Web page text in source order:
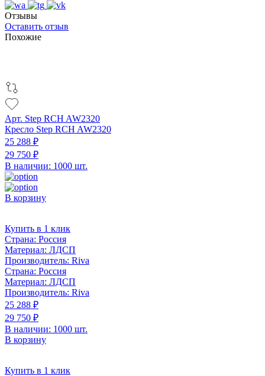
Отзывы
Оставить отзыв
Похожие
Арт. Step RCH AW2320
Кресло Step RCH AW2320
25 288 ₽
29 750 ₽
В наличии: 1000 шт.
В корзину
Купить в 1 клик
Страна: Россия
Материал: ЛДСП
Производитель: Riva
Страна: Россия
Материал: ЛДСП
Производитель: Riva
25 288 ₽
29 750 ₽
В наличии: 1000 шт.
В корзину
Купить в 1 клик